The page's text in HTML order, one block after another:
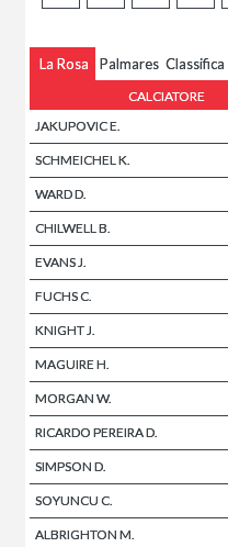
La Rosa Palmares Classifica
CALCIATORE
JAKUPOVIC E.
SCHMEICHEL K.
WARD D.
CHILWELL B.
EVANS J.
FUCHS C.
KNIGHT J.
MAGUIRE H.
MORGAN W.
RICARDO PEREIRA D.
SIMPSON D.
SOYUNCU C.
ALBRIGHTON M.